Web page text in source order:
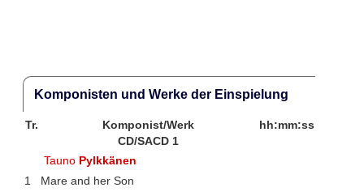
Komponisten und Werke der Einspielung
Tr. Komponist/Werk
hh:mm:ss
CD/SACD 1
Tauno Pylkkänen
1
Mare and her Son